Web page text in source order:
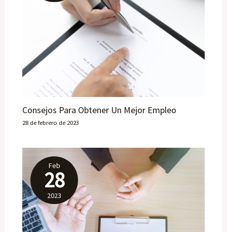
Consejos Para Obtener Un Mejor Empleo
28 de febrero de 2023
Feb
28
2023